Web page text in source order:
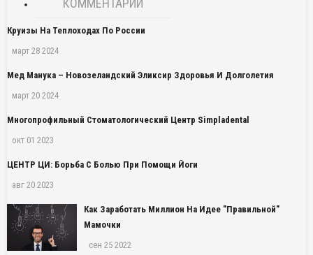
КОММЕНТАРИИ
Круизы На Теплоходах По России
март 28 2024
Мед Манука – Новозеландский Эликсир Здоровья И Долголетия
март 20 2024
Многопрофильный Стоматологический Центр Simpladental
окт 01 2023
ЦЕНТР ЦИ: Борьба С Болью При Помощи Йоги
авг 20 2023
Как Заработать Миллион На Идее "правильной"
Мамочки
сен 25 2022